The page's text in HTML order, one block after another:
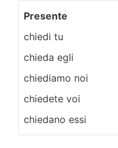
Presente
chiedi tu
chieda egli
chiediamo noi
chiedete voi
chiedano essi